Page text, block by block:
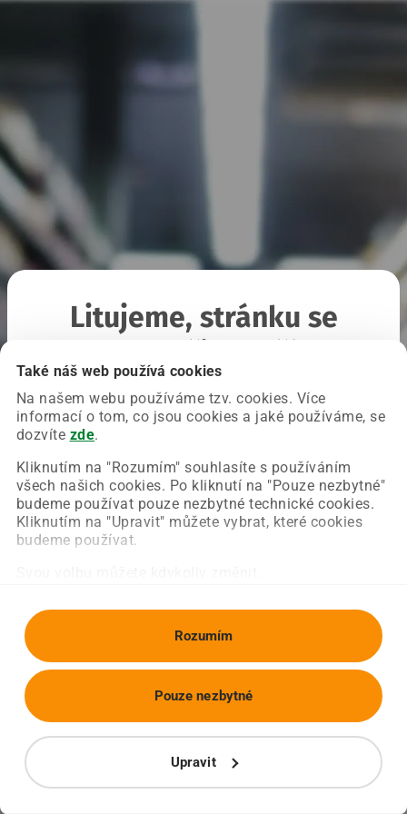
Také náš web používá cookies
Na našem webu používáme tzv. cookies. Více
informací o tom, co jsou cookies a jaké používáme, se
dozvíte zde.
Kliknutím na "Rozumím" souhlasíte s používáním
všech našich cookies. Po kliknutí na "Pouze nezbytné"
budeme používat pouze nezbytné technické cookies.
Kliknutím na "Upravit" můžete vybrat, které cookies
budeme používat.
Rozumím
Upravit
Pouze nezbytné
Litujeme, stránku se
Chyba nastala na naší straně a už ji opravujeme.
Zkuste prosím znovu načíst požadovanou stránku.
Obnovit stránku Úvodní strana